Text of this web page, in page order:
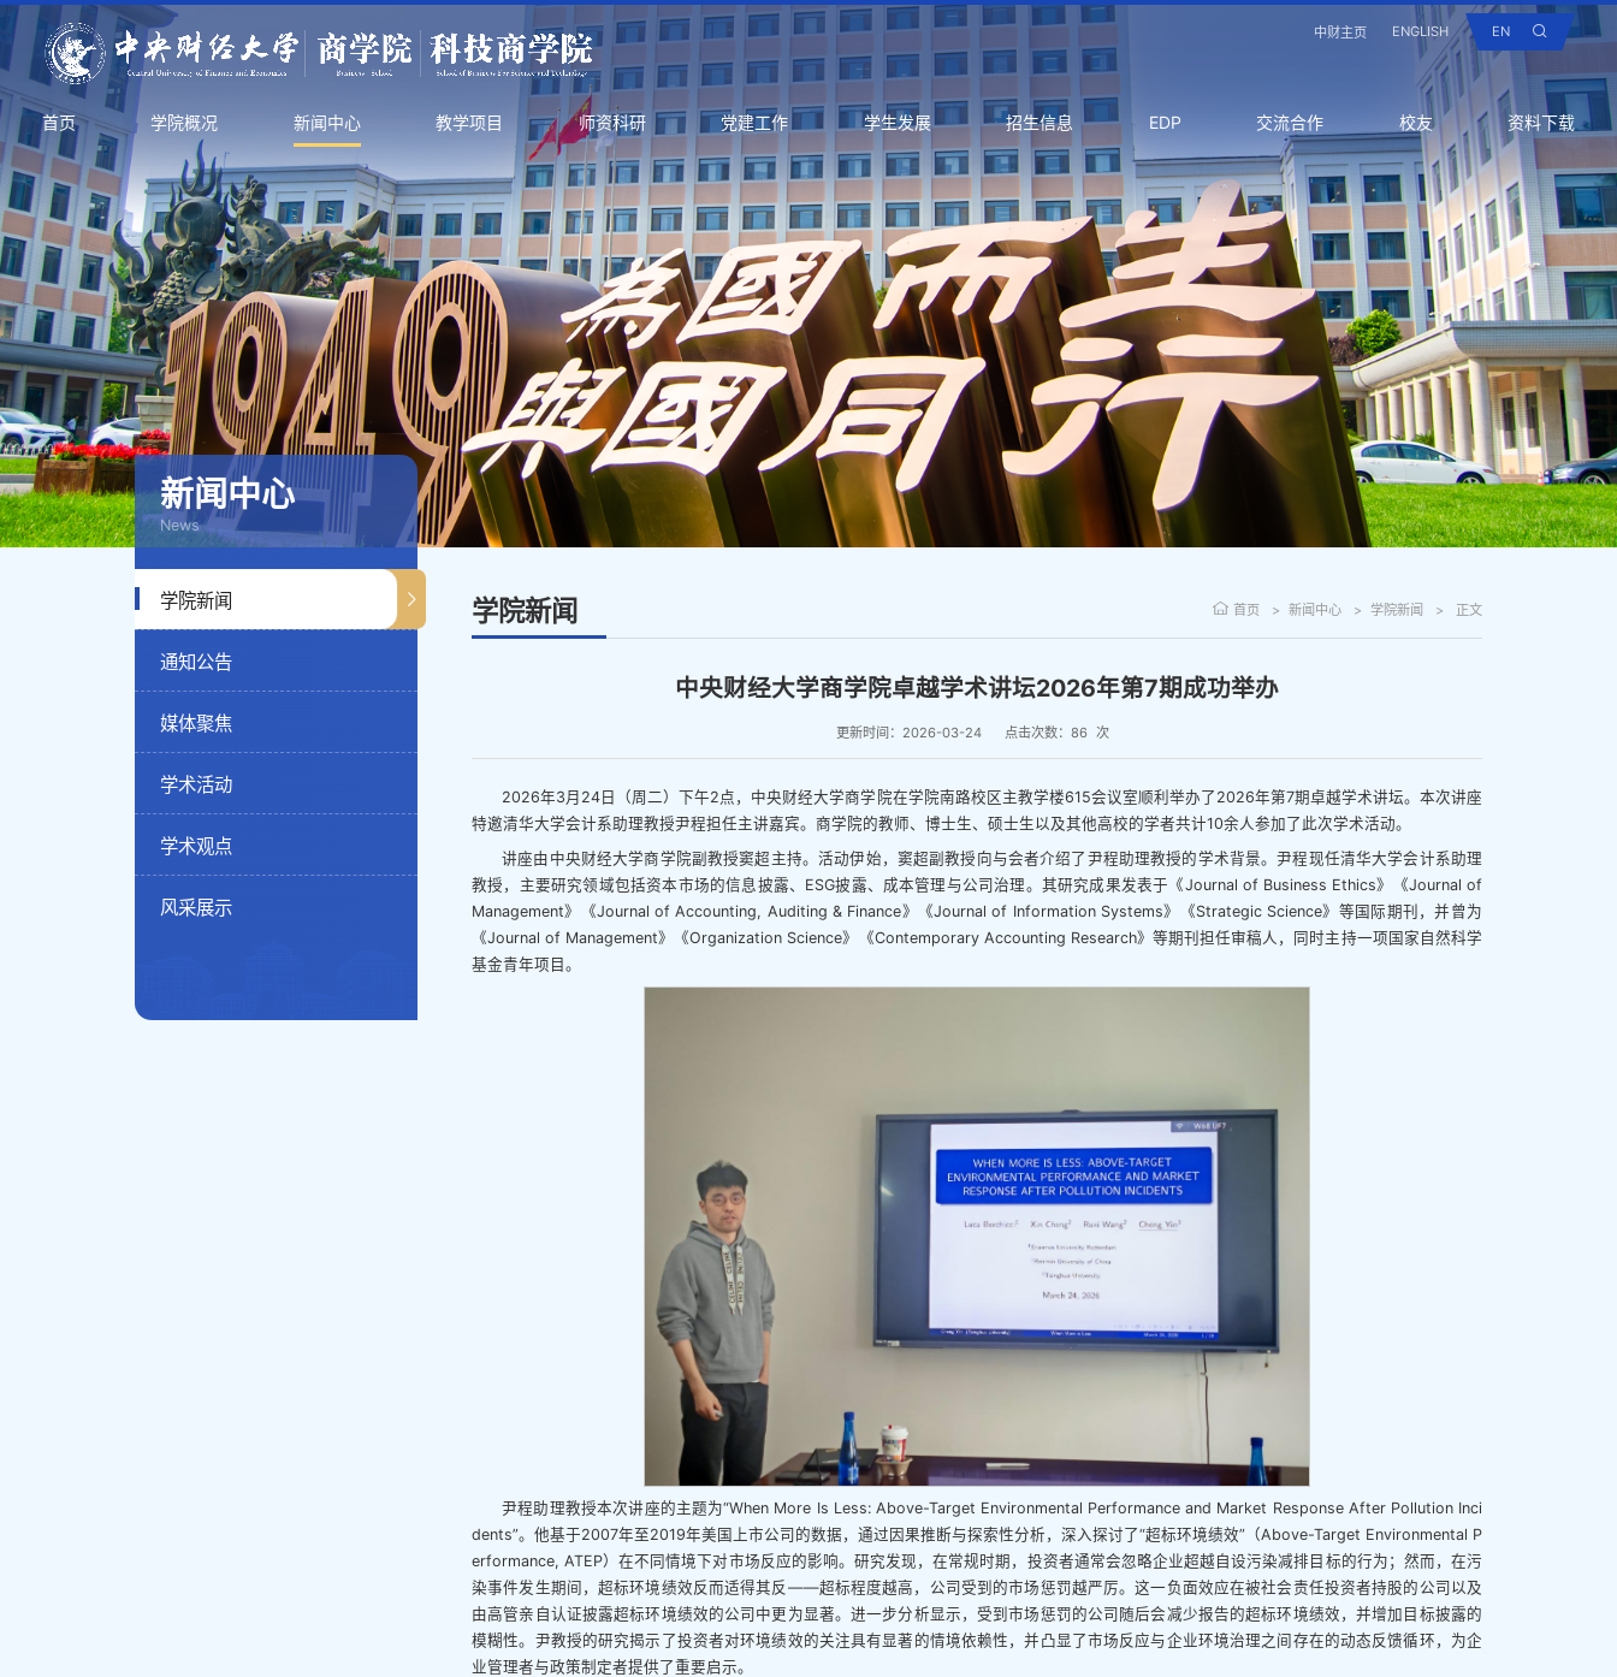
中财主页 ENGLISH EN
首页 学院概况 新闻中心 教学项目 师资科研 党建工作 学生发展 招生信息 EDP 交流合作 校友 资料下载
新闻中心
News
学院新闻
通知公告
媒体聚焦
学术活动
学术观点
风采展示
学院新闻 首页 新闻中心 学院新闻 正文
中央财经大学商学院卓越学术讲坛2026年第7期成功举办
更新时间：2026-03-24 点击次数： 86 次
2026年3月24日（周二）下午2点，中央财经大学商学院在学院南路校区主教学楼615会议室顺利举办了2026年第7期卓越学术讲坛。本次讲座
特邀清华大学会计系助理教授尹程担任主讲嘉宾。商学院的教师、博士生、硕士生以及其他高校的学者共计10余人参加了此次学术活动。
讲座由中央财经大学商学院副教授窦超主持。活动伊始，窦超副教授向与会者介绍了尹程助理教授的学术背景。尹程现任清华大学会计系助理
教授，主要研究领域包括资本市场的信息披露、ESG披露、成本管理与公司治理。其研究成果发表于《Journal of Business Ethics》《Journal of
Management》《Journal of Accounting, Auditing & Finance》《Journal of Information Systems》《Strategic Science》等国际期刊，并曾为
《Journal of Management》《Organization Science》《Contemporary Accounting Research》等期刊担任审稿人，同时主持一项国家自然科学
基金青年项目。
尹程助理教授本次讲座的主题为“When More Is Less: Above-Target Environmental Performance and Market Response After Pollution Inci
dents”。他基于2007年至2019年美国上市公司的数据，通过因果推断与探索性分析，深入探讨了“超标环境绩效”（Above-Target Environmental P
erformance, ATEP）在不同情境下对市场反应的影响。研究发现，在常规时期，投资者通常会忽略企业超越自设污染减排目标的行为；然而，在污
染事件发生期间，超标环境绩效反而适得其反——超标程度越高，公司受到的市场惩罚越严厉。这一负面效应在被社会责任投资者持股的公司以及
由高管亲自认证披露超标环境绩效的公司中更为显著。进一步分析显示，受到市场惩罚的公司随后会减少报告的超标环境绩效，并增加目标披露的
模糊性。尹教授的研究揭示了投资者对环境绩效的关注具有显著的情境依赖性，并凸显了市场反应与企业环境治理之间存在的动态反馈循环，为企
业管理者与政策制定者提供了重要启示。